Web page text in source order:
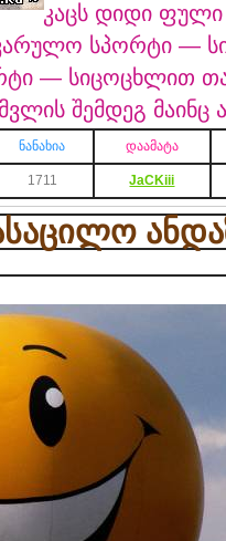
კაცს დიდი ფული
სპორტი —
— სიცოცხლით
შემდეგ მაინც
ნანახია დაამატა
1711 JaCKiii